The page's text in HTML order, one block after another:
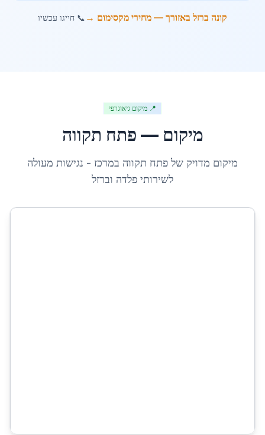
קונה ברזל באזורך — מחירי מקסימום → 📞 חייגו עכשיו
📍 מיקום גיאוגרפי
מיקום — פתח תקווה
מיקום מדויק של פתח תקווה במרכז - נגישות מעולה
לשירותי פלדה וברזל